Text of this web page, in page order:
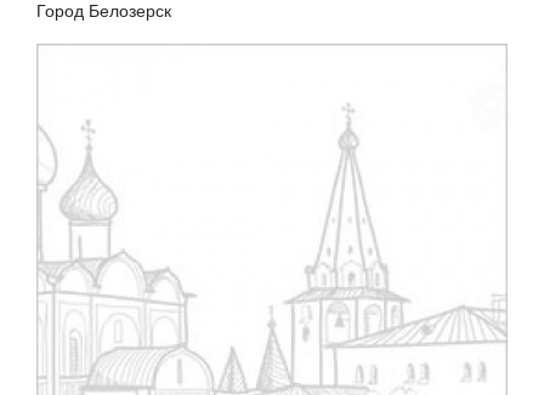
Город Белозерск